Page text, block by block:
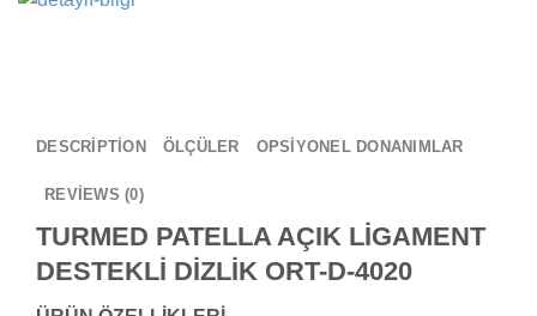
DESCRIPTION ÖLÇÜLER OPSİYONEL DONANIMLAR
REVIEWS (0)
TURMED PATELLA AÇIK LİGAMENT
DESTEKLİ DİZLİK ORT-D-4020